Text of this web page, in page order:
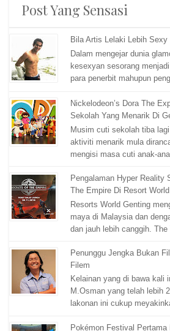
Post Yang Sensasi
Bila Artis Lelaki Lebih
Dalam mengejar dunia
kesexyan sesorang
para penerbit mahupun
Nickelodeon’s Dora The
Sekolah Yang Menarik Di
Musim cuti sekolah tiba
aktiviti menarik mula
mengisi masa cuti anak-
Pengalaman Hyper Reality
The Empire Di Resort
Resorts World Genting
maya di Malaysia dan
dan jauh lebih canggih. The
Penunggu Jengka Bukan
Filem
Kelainan yang di bawa kali
M.Osman yang telah lebih
lakonan ini cukup
Pokémon Festival